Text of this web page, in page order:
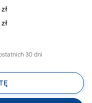
zł
zł
30 dni